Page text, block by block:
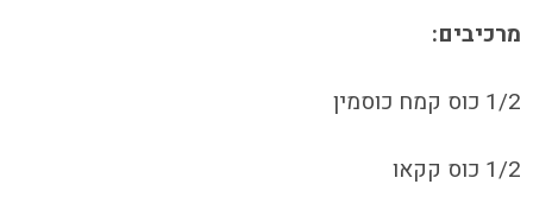
מרכיבים:
1/2 כוס קמח כוסמין
1/2 כוס קקאו